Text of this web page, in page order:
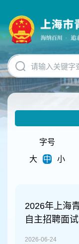
碍
操
明
跳
转
到
网
字号
大
中 小
2026年上海
自主招聘面
2026-06-24